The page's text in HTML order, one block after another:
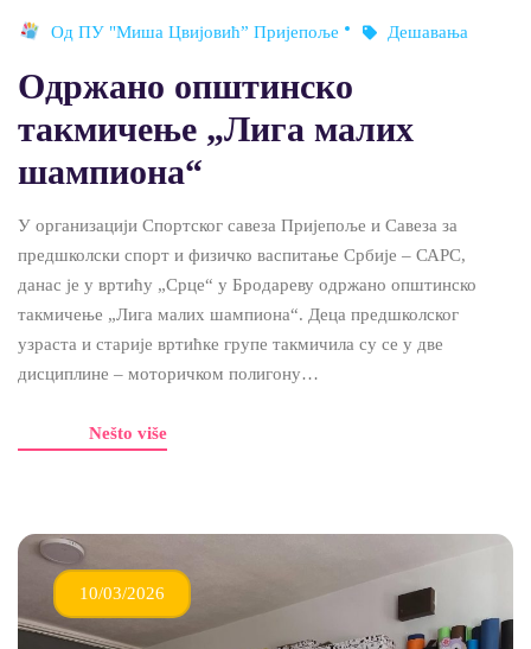
Од ПУ "Миша Цвијовић” Пријепоље Дешавања
Одржано општинско
такмичење „Лига малих
шампиона“
У организацији Спортског савеза Пријепоље и Савеза за
предшколски спорт и физичко васпитање Србије – САРС,
данас је у вртићу „Срце“ у Бродареву одржано општинско
такмичење „Лига малих шампиона“. Деца предшколског
узраста и старије вртићке групе такмичила су се у две
дисциплине – моторичком полигону…
Nešto više
10/03/2026